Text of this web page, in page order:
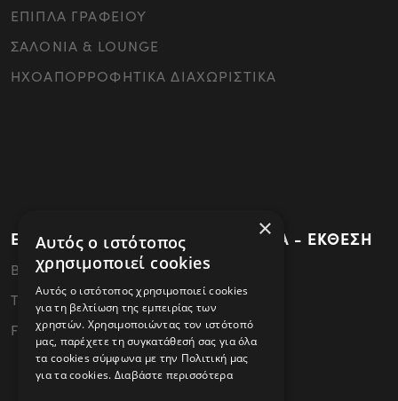
ΕΠΙΠΛΑ ΓΡΑΦΕΙΟΥ
ΣΑΛΟΝΙΑ & LOUNGE
ΗΧΟΑΠΟΡΡΟΦΗΤΙΚΑ ΔΙΑΧΩΡΙΣΤΙΚΑ
ΕΡΓΟΣΤΑΣΙΟ - ΚΕΝΤΡΙΚΑ ΓΡΑΦΕΙΑ - ΕΚΘΕΣΗ
ΒΙ.ΠΕ.Θεσσαλονίκης - 57022 Σίνδος
Tel: 2310796340
FAX: 2310796341
×
Αυτός ο ιστότοπος
χρησιμοποιεί cookies
Αυτός ο ιστότοπος χρησιμοποιεί cookies
για τη βελτίωση της εμπειρίας των
χρηστών. Χρησιμοποιώντας τον ιστότοπό
μας, παρέχετε τη συγκατάθεσή σας για όλα
τα cookies σύμφωνα με την Πολιτική μας
για τα cookies. Διαβάστε περισσότερα